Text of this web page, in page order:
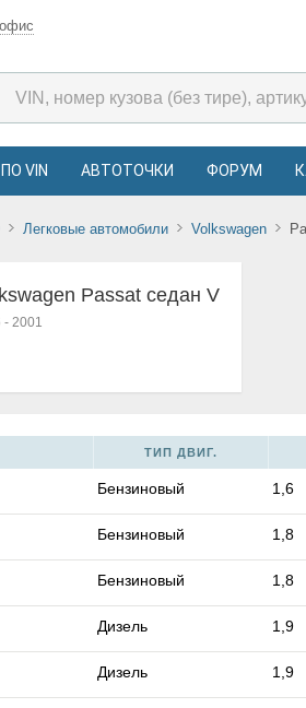
VIN АВТОТОЧКИ ФОРУМ
Легковые автомобили Volkswagen
Passat седан V
- 2001
ТИП ДВИГ.
Бензиновый 1,6
Бензиновый 1,8
Бензиновый 1,8
Дизель 1,9
Дизель 1,9